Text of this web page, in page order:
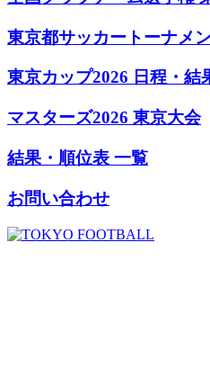
東京都サッカートーナメ
東京カップ2026 日程・結
マスターズ2026 東京大会
結果・順位表 一覧
お問い合わせ